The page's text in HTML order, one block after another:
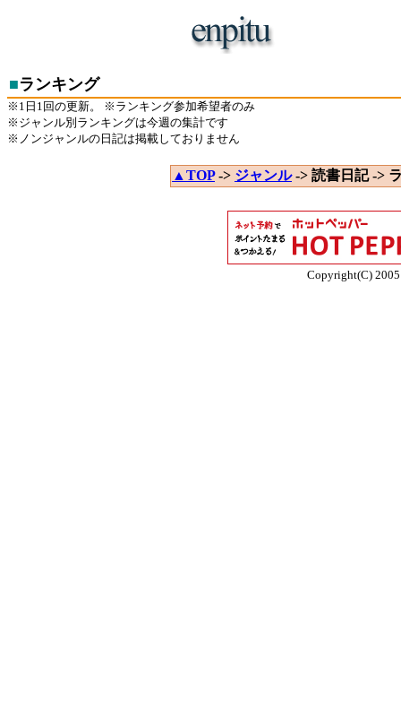
■ランキング
※1日1回の更新。 ※ランキング参加希望者のみ
※ジャンル別ランキングは今週の集計です
※ノンジャンルの日記は掲載しておりません
▲TOP-> ジャンル-> 読書日記 ->
Copyright(C)